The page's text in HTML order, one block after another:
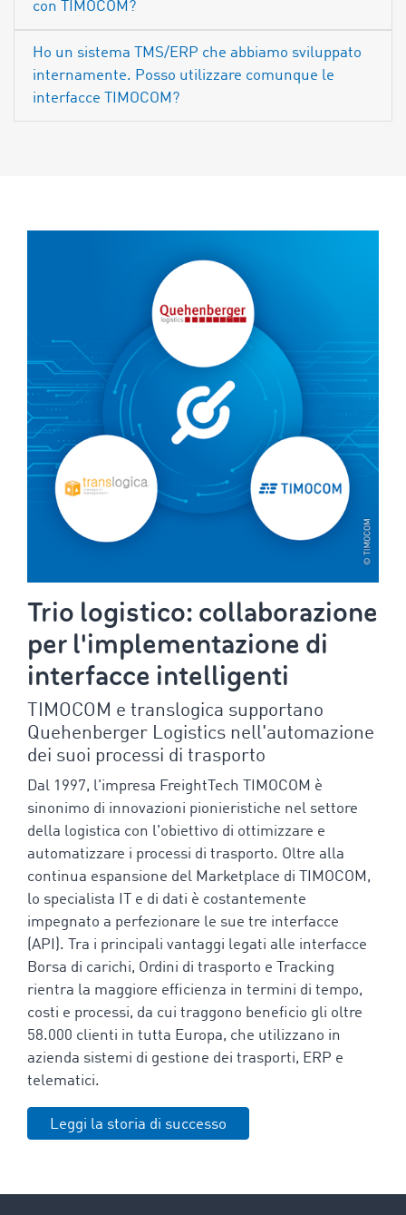
con TIMOCOM?
Ho un sistema TMS/ERP che abbiamo sviluppato
internamente. Posso utilizzare comunque le
interfacce TIMOCOM?
Trio logistico: collaborazione
per l'implementazione di
interfacce intelligenti
TIMOCOM e translogica supportano
Quehenberger Logistics nell'automazione
dei suoi processi di trasporto
Dal 1997, l'impresa FreightTech TIMOCOM è
sinonimo di innovazioni pionieristiche nel settore
della logistica con l'obiettivo di ottimizzare e
automatizzare i processi di trasporto. Oltre alla
continua espansione del Marketplace di TIMOCOM,
lo specialista IT e di dati è costantemente
impegnato a perfezionare le sue tre interfacce
(API). Tra i principali vantaggi legati alle interfacce
Borsa di carichi, Ordini di trasporto e Tracking
rientra la maggiore efficienza in termini di tempo,
costi e processi, da cui traggono beneficio gli oltre
58.000 clienti in tutta Europa, che utilizzano in
azienda sistemi di gestione dei trasporti, ERP e
telematici.
Leggi la storia di successo